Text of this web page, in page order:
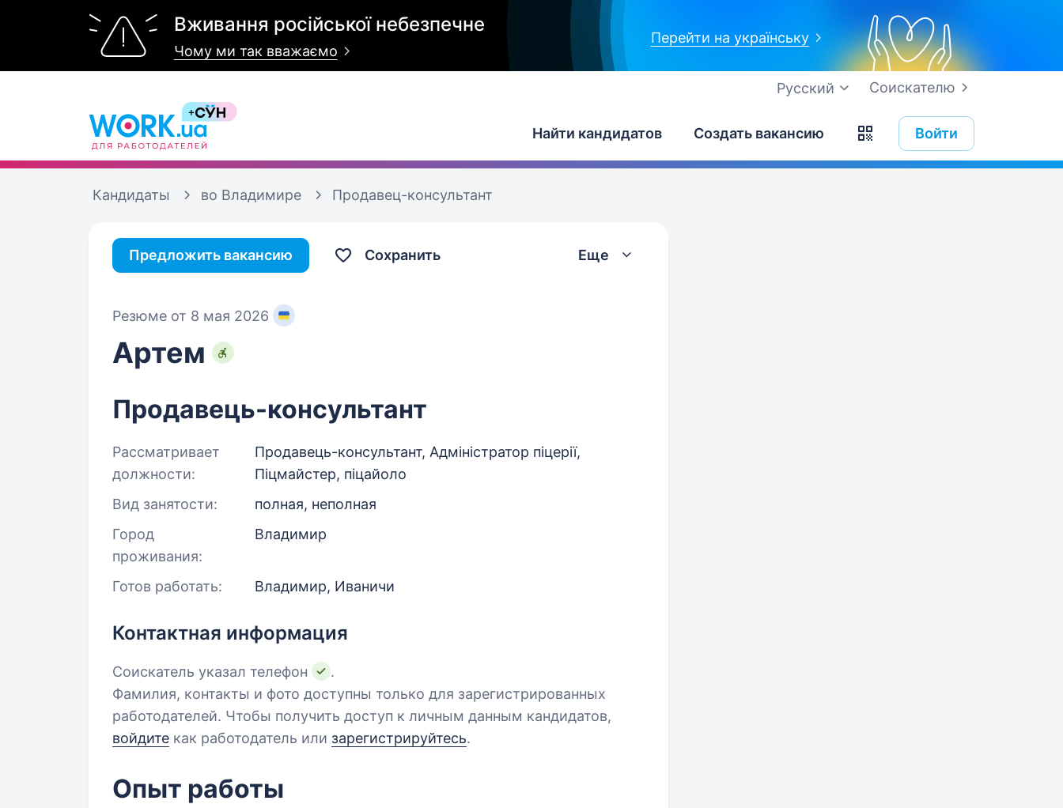
Вживання російської небезпечне
Чому ми так вважаємо
Перейти на українську
Соискателю
Русский
Найти кандидатов Создать вакансию Войти
Кандидаты во Владимире Продавец-консультант
Предложить вакансию Сохранить Еще
Резюме от 8 мая 2026
Артем
Продавець-консультант
Рассматривает
должности:
Продавець-консультант, Адміністратор піцерії,
Піцмайстер, піцайоло
Вид занятости:
полная, неполная
Город
проживания:
Владимир
Готов работать: Владимир, Иваничи
Контактная информация
Соискатель указал телефон
.
Фамилия, контакты и фото доступны только для зарегистрированных
работодателей. Чтобы получить доступ к личным данным кандидатов,
войдите как работодатель или зарегистрируйтесь.
Опыт работы